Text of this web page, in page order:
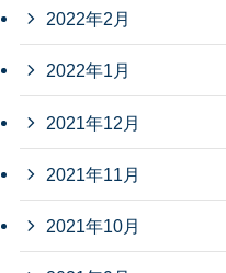
2022年2月
2022年1月
2021年12月
2021年11月
2021年10月